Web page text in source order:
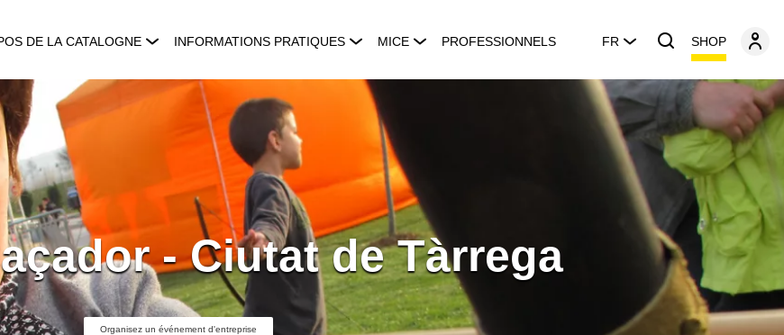
DE LA CATALOGNE INFORMATIONS PRATIQUES MICE PROFESSIONNELS FR SHOP
- Ciutat de Tàrrega
Organisez un événement d'entreprise